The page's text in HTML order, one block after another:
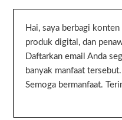
Hai, saya berbagi
produk digital, dan
Daftarkan email Anda
banyak manfaat
Semoga bermanfaat.